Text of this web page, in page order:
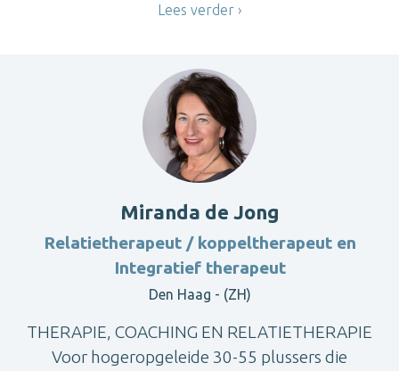
Lees verder
Miranda de Jong
Relatietherapeut / koppeltherapeut en
Integratief therapeut
Den Haag - (ZH)
THERAPIE, COACHING EN RELATIETHERAPIE
Voor hogeropgeleide 30-55 plussers die